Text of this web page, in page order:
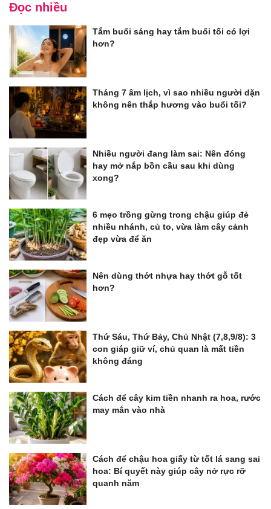
Đọc nhiều
Tắm buổi sáng hay tắm buổi tối có lợi
hơn?
Tháng 7 âm lịch, vì sao nhiều người dặn
không nên thắp hương vào buổi tối?
Nhiều người đang làm sai: Nên đóng
hay mở nắp bồn cầu sau khi dùng
xong?
6 mẹo trồng gừng trong chậu giúp đẻ
nhiều nhánh, củ to, vừa làm cây cảnh
đẹp vừa để ăn
Nên dùng thớt nhựa hay thớt gỗ tốt
hơn?
Thứ Sáu, Thứ Bảy, Chủ Nhật (7,8,9/8): 3
con giáp giữ ví, chủ quan là mất tiền
không đáng
Cách để cây kim tiền nhanh ra hoa, rước
may mắn vào nhà
Cách để chậu hoa giấy từ tốt lá sang sai
hoa: Bí quyết này giúp cây nở rực rỡ
quanh năm